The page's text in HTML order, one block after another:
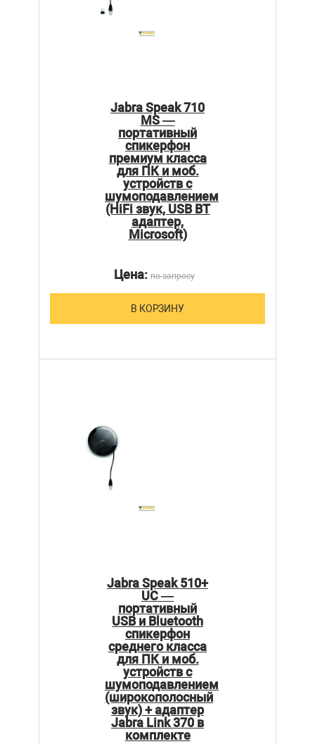
Jabra Speak 710
MS —
портативный
спикерфон
премиум класса
для ПК и моб.
устройств с
шумоподавлением
(HiFi звук, USB BT
адаптер,
Microsoft)
Цена:по запросу
В КОРЗИНУ
Jabra Speak 510+
UC —
портативный
USB и Bluetooth
спикерфон
среднего класса
для ПК и моб.
устройств с
шумоподавлением
(широкополосный
звук) + адаптер
Jabra Link 370 в
комплекте